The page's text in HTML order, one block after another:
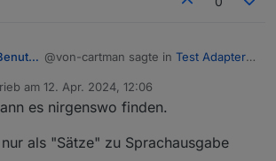
Ein ehemaliger Benutzer @von-cartman sagte in Test Adapter
@frankthegreat
Antwort: wo kann ich es
Im Tab Verknuepfungen bei Ausgabe,
da kannst du alles einstellen, wie du
am 12. Apr. 2024, 12:06
editiert von
es nirgenswo finden.
als "Sätze" zu Sprachausgabe